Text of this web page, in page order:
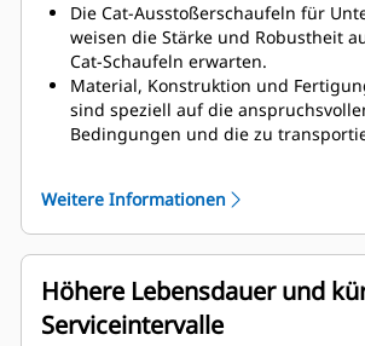
Die Cat-Ausstoßerschaufeln für
weisen die Stärke und Robustheit
Cat-Schaufeln erwarten.
Material, Konstruktion und
sind speziell auf die
Bedingungen und die zu
sorgen für eine höhere Festigkeit
Schaufelbaugruppe, was die
Demontage der Schneiden
Für die Komponenten der
höherwertige Materialien
Weitere Informationen
Höhere Lebensdauer und
Serviceintervalle